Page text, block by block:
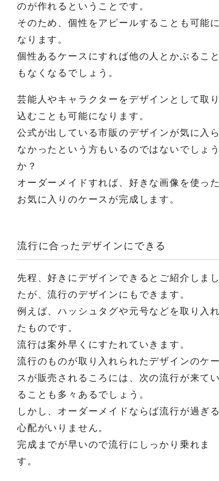
のが作れるということです。
そのため、個性をアピールすることも可能
なります。
個性あるケースにすれば他の人とかぶるこ
もなくなるでしょう。
芸能人やキャラクターをデザインとして取
込むことも可能になります。
公式が出している市販のデザインが気に入
なかったという方もいるのではないでしょ
か？
オーダーメイドすれば、好きな画像を使っ
お気に入りのケースが完成します。
流行に合ったデザインにできる
先程、好きにデザインできるとご紹介しま
たが、流行のデザインにもできます。
例えば、ハッシュタグや元号などを取り入
たものです。
流行は案外早くにすたれていきます。
流行のものが取り入れられたデザインのケ
スが販売されるころには、次の流行が来て
ることも多々あるでしょう。
しかし、オーダーメイドならば流行が過ぎ
心配がいりません。
完成までが早いので流行にしっかり乗れま
す。